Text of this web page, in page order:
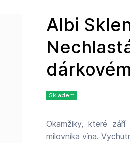
Albi Sklenka na víno -
Skladem
Okamžiky, které
milovníka vína. Vychutnejte si své oblíbené víno z elegantní skleničky s vtipným